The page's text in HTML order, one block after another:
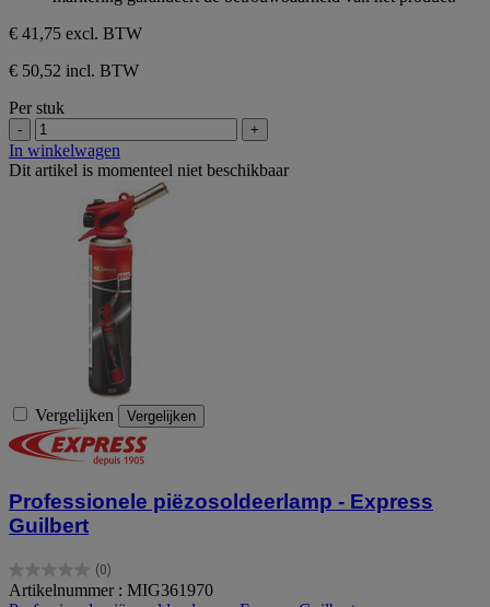
€ 41,75 excl. BTW
€ 50,52 incl. BTW
Per stuk
- +
In winkelwagen
Dit artikel is momenteel niet beschikbaar
Vergelijken Vergelijken
Professionele piëzosoldeerlamp - Express
Guilbert
(0)
0.0
van
Artikelnummer : MIG361970